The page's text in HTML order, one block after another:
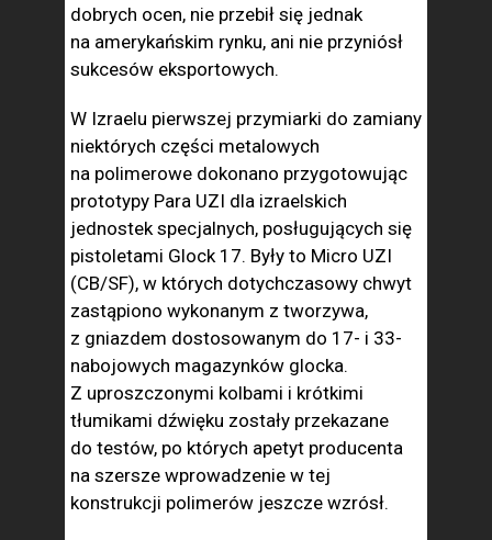
dobrych ocen, nie przebił się jednak
na amerykańskim rynku, ani nie przyniósł
sukcesów eksportowych.
W Izraelu pierwszej przymiarki do zamiany
niektórych części metalowych
na polimerowe dokonano przygotowując
prototypy Para UZI dla izraelskich
jednostek specjalnych, posługujących się
pistoletami Glock 17. Były to Micro UZI
(CB/SF), w których dotychczasowy chwyt
zastąpiono wykonanym z tworzywa,
z gniazdem dostosowanym do 17- i 33-
nabojowych magazynków glocka.
Z uproszczonymi kolbami i krótkimi
tłumikami dźwięku zostały przekazane
do testów, po których apetyt producenta
na szersze wprowadzenie w tej
konstrukcji polimerów jeszcze wzrósł.